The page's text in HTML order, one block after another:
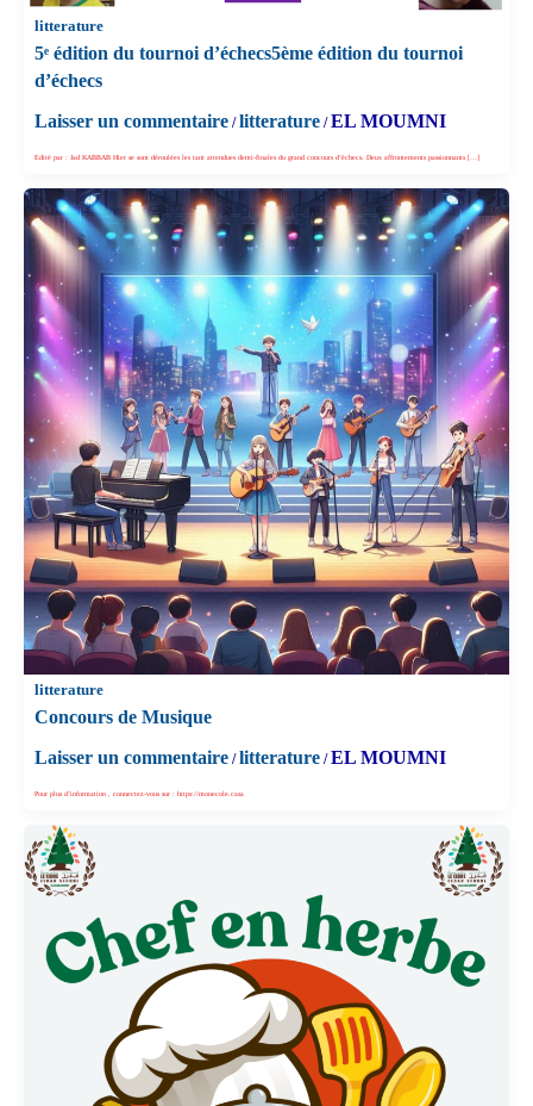
litterature
5ᵉ édition du tournoi d’échecs5ème édition du tournoi
d’échecs
Laisser un commentaire /litterature /EL MOUMNI
Edité par : Jad KABBAB Hier se sont déroulées les tant attendues demi-finales du grand concours d’échecs. Deux affrontements passionnants […]
litterature
Concours de Musique
Laisser un commentaire /litterature /EL MOUMNI
Pour plus d’information , connectez-vous sur : https://monecole.casa